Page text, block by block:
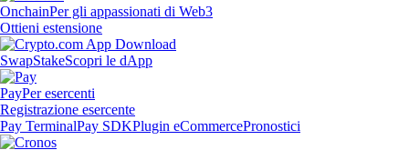
OnchainPer gli appassionati di Web3
Ottieni estensione
SwapStakeScopri le dApp
PayPer esercenti
Registrazione esercente
Pay TerminalPay SDKPlugin eCommercePronostici